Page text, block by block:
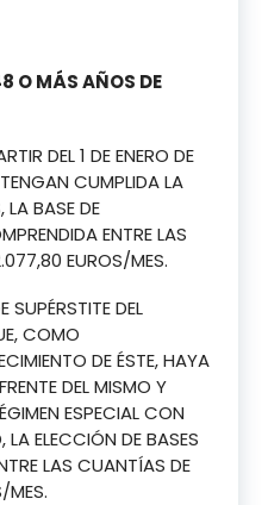
O MÁS AÑOS DE
DEL 1 DE ENERO DE
CUMPLIDA LA
BASE DE
ENTRE LAS
EUROS/MES.
SUPÉRSTITE DEL
COMO
DE ÉSTE, HAYA
DEL MISMO Y
ESPECIAL CON
ELECCIÓN DE BASES
LAS CUANTÍAS DE